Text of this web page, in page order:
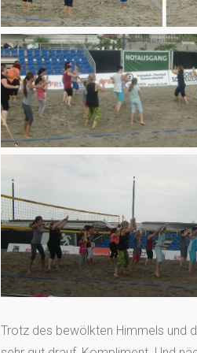
Trotz des bewölkten Himmels und